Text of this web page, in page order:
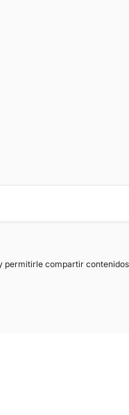
compartir